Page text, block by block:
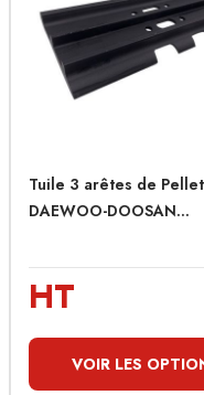
Tuile 3 arêtes de
DAEWOO-DOOSAN...
HT
VOIR LES